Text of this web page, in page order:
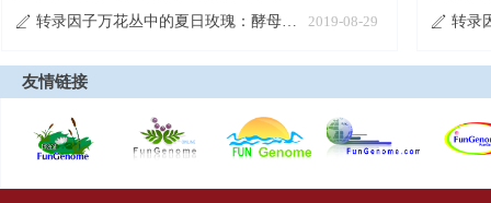
2019-08-29
ꄅ 转录因子万花丛中的夏日玫瑰：酵母单杂交系统
ꄅ
友情链接